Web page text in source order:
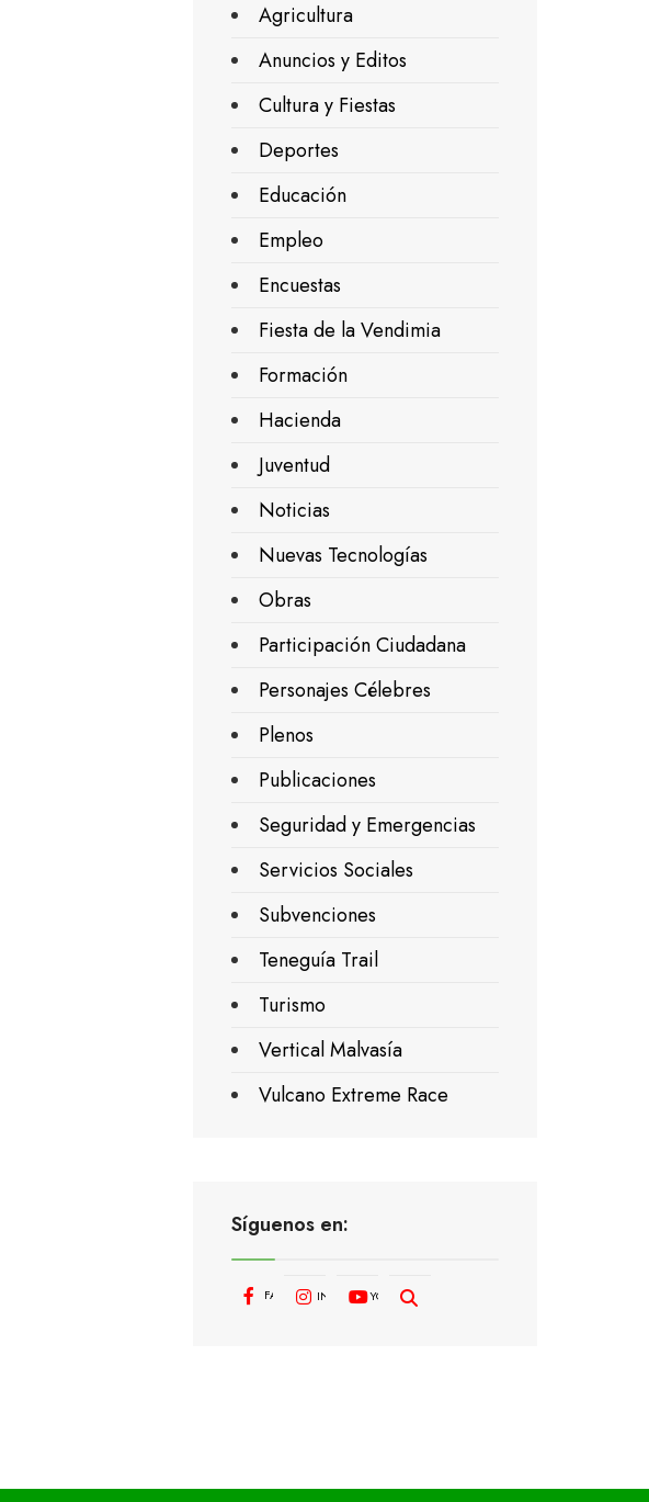
Agricultura
Anuncios y Editos
Cultura y Fiestas
Deportes
Educación
Empleo
Encuestas
Fiesta de la Vendimia
Formación
Hacienda
Juventud
Noticias
Nuevas Tecnologías
Obras
Participación Ciudadana
Personajes Célebres
Plenos
Publicaciones
Seguridad y Emergencias
Servicios Sociales
Subvenciones
Teneguía Trail
Turismo
Vertical Malvasía
Vulcano Extreme Race
Síguenos en:
FACEBOOKINSTAGRAMYOUTUBE